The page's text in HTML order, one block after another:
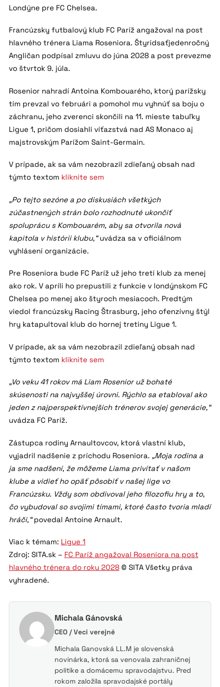
Londýne pre FC Chelsea.
Francúzsky futbalový klub FC Paríž angažoval na post
hlavného trénera Liama Roseniora. Štyridsaťjedenročný
Angličan podpísal zmluvu do júna 2028 a post prevezme
vo štvrtok 9. júla.
Rosenior nahradí Antoina Kombouarého, ktorý parížsky
tím prevzal vo februári a pomohol mu vyhnúť sa boju o
záchranu, jeho zverenci skončili na 11. mieste tabuľky
Ligue 1, pričom dosiahli víťazstvá nad AS Monaco aj
majstrovským Parížom Saint-Germain.
V prípade, ak sa vám nezobrazil zdieľaný obsah nad
týmto textom kliknite sem
„Po tejto sezóne a po diskusiách všetkých
zúčastnených strán bolo rozhodnuté ukončiť
spoluprácu s Kombouarém, aby sa otvorila nová
kapitola v histórii klubu,“uvádza sa v oficiálnom
vyhlásení organizácie.
Pre Roseniora bude FC Paríž už jeho tretí klub za menej
ako rok. V apríli ho prepustili z funkcie v londýnskom FC
Chelsea po menej ako štyroch mesiacoch. Predtým
viedol francúzsky Racing Štrasburg, jeho ofenzívny štýl
hry katapultoval klub do hornej tretiny Ligue 1.
V prípade, ak sa vám nezobrazil zdieľaný obsah nad
týmto textom kliknite sem
„Vo veku 41 rokov má Liam Rosenior už bohaté
skúsenosti na najvyššej úrovni. Rýchlo sa etabloval ako
jeden z najperspektívnejších trénerov svojej generácie,“
uvádza FC Paríž.
Zástupca rodiny Arnaultovcov, ktorá vlastní klub,
vyjadril nadšenie z príchodu Roseniora. „Moja rodina a
ja sme nadšení, že môžeme Liama privítať v našom
klube a vidieť ho opäť pôsobiť v našej lige vo
Francúzsku. Vždy som obdivoval jeho filozofiu hry a to,
čo vybudoval so svojimi tímami, ktoré často tvoria mladí
hráči,“povedal Antoine Arnault.
Viac k témam: Ligue 1
Zdroj: SITA.sk – FC Paríž angažoval Roseniora na post
hlavného trénera do roku 2028© SITA Všetky práva
vyhradené.
Michala Gánovská
CEO / Veci verejné
Michala Ganovská LL.M je slovenská
novinárka, ktorá sa venovala zahraničnej
politike a domácemu spravodajstvu. Pred
rokom založila spravodajské portály